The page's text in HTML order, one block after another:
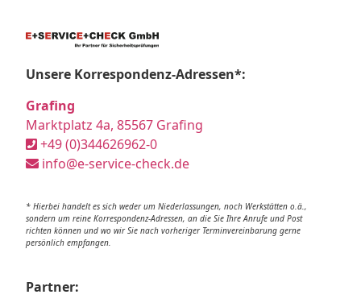
Unsere Korrespondenz-Adressen*:
Grafing
Marktplatz 4a, 85567 Grafing
+49 (0)344626962-0
info@e-service-check.de
* Hierbei handelt es sich weder um Niederlassungen, noch Werkstätten o.ä.,
sondern um reine Korrespondenz-Adressen, an die Sie Ihre Anrufe und Post
richten können und wo wir Sie nach vorheriger Terminvereinbarung gerne
persönlich empfangen.
Partner: